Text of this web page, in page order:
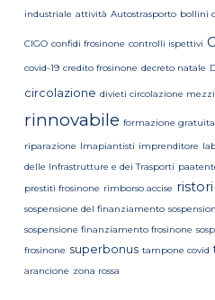
industriale attività Autostrasporto bollini
CIGO confidi frosinone controlli ispettivi
covid-19 credito frosinone decreto natale
circolazione divieti circolazione
rinnovabile formazione
riparazione Imapiantisti imprenditore
delle Infrastrutture e dei Trasporti
prestiti frosinone rimborso accise ristori
sospensione del finanziamento
sospensione finanziamento frosinone
frosinone superbonus tampone covid
arancione zona rossa